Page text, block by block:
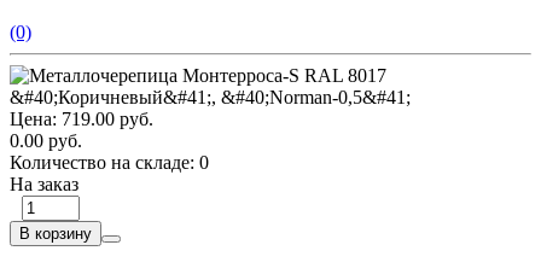
(0)
Цена: 719.00 руб.
0.00 руб.
Количество на складе: 0
На заказ
В корзину